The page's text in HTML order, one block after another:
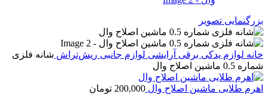
بزرگنمایی تصویر
خانه لوازم یدکی برقی آرایشی لوازم جانبی ریش‌تراش شانه فلزی
شماره 0.5 ماشین اصلاح وال
اهرم طلایی ماشین اصلاح وال 200,000 تومان